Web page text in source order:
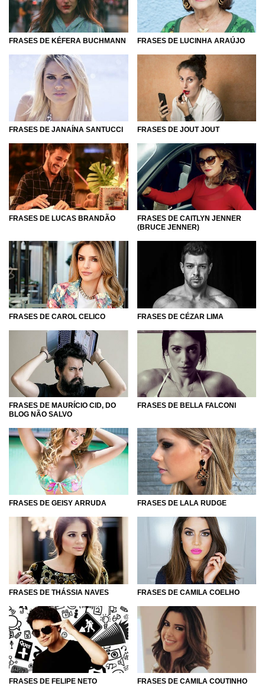
FRASES DE KÉFERA BUCHMANN FRASES DE LUCINHA ARAÚJO
FRASES DE JANAÍNA SANTUCCI FRASES DE JOUT JOUT
FRASES DE LUCAS BRANDÃO
FRASES DE CAITLYN JENNER
(BRUCE JENNER)
FRASES DE CAROL CELICO FRASES DE CÉZAR LIMA
FRASES DE MAURÍCIO CID, DO
BLOG NÃO SALVO
FRASES DE BELLA FALCONI
FRASES DE GEISY ARRUDA FRASES DE LALA RUDGE
FRASES DE THÁSSIA NAVES FRASES DE CAMILA COELHO
FRASES DE FELIPE NETO FRASES DE CAMILA COUTINHO